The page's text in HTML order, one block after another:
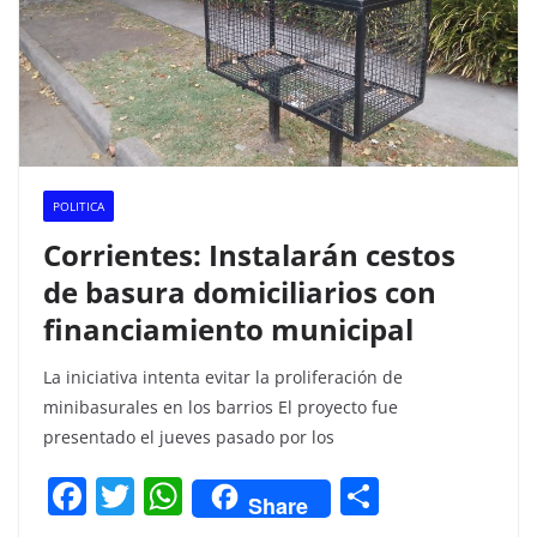
POLITICA
Corrientes: Instalarán cestos
de basura domiciliarios con
financiamiento municipal
La iniciativa intenta evitar la proliferación de
minibasurales en los barrios El proyecto fue
presentado el jueves pasado por los
F T W Share